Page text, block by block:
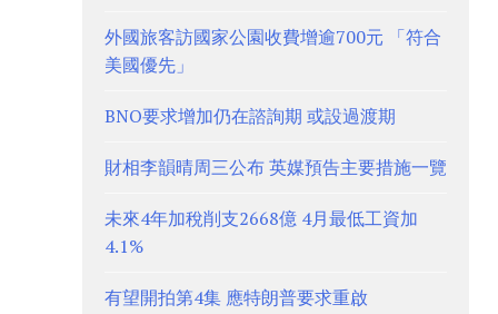
外國旅客訪國家公園收費增逾700元 「符合
美國優先」
BNO要求增加仍在諮詢期 或設過渡期
財相李韻晴周三公布 英媒預告主要措施一覽
未來4年加稅削支2668億 4月最低工資加
4.1%
有望開拍第4集 應特朗普要求重啟